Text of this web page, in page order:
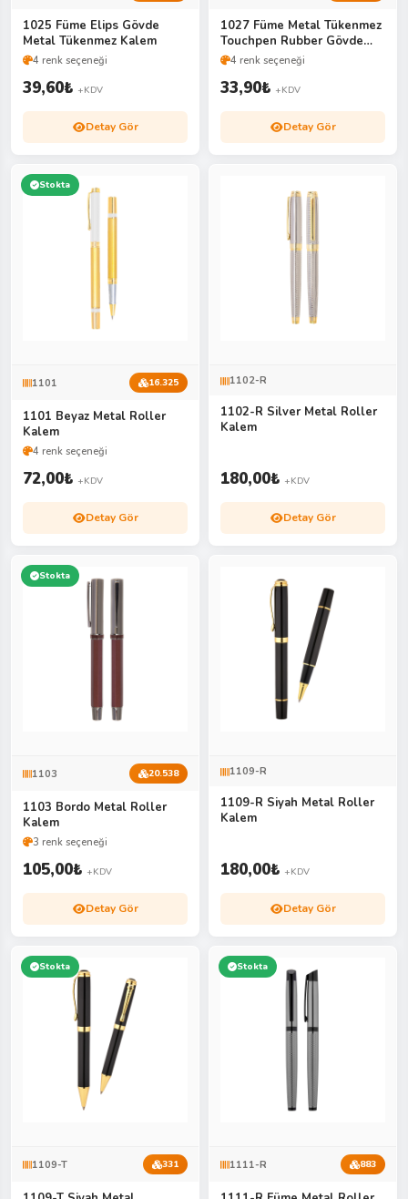
1025 Füme Elips Gövde
Metal Tükenmez Kalem
4 renk seçeneği
39,60₺ +KDV
Detay Gör
1027 Füme Metal Tükenmez
Touchpen Rubber Gövde
Kalem
4 renk seçeneği
33,90₺ +KDV
Detay Gör
Stokta
1101 16.325
1101 Beyaz Metal Roller
Kalem
4 renk seçeneği
72,00₺ +KDV
Detay Gör
1102-R
1102-R Silver Metal Roller
Kalem
180,00₺ +KDV
Detay Gör
Stokta
1103 20.538
1103 Bordo Metal Roller
Kalem
3 renk seçeneği
105,00₺ +KDV
Detay Gör
1109-R
1109-R Siyah Metal Roller
Kalem
180,00₺ +KDV
Detay Gör
Stokta
1109-T 331
Stokta
1111-R 883